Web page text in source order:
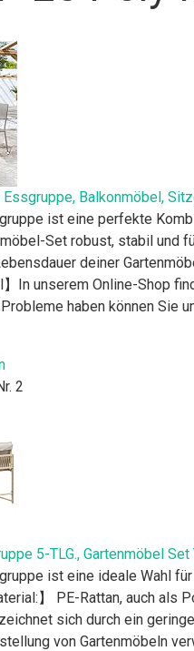
Essgruppe, Balkonmöbel,
ist eine perfekte
Set robust, stabil und
deiner
In unserem Online-Shop
haben können Sie
2
5-TLG., Gartenmöbel
ist eine ideale Wahl
】 PE-Rattan, auch
sich durch ein
von Gartenmöbeln